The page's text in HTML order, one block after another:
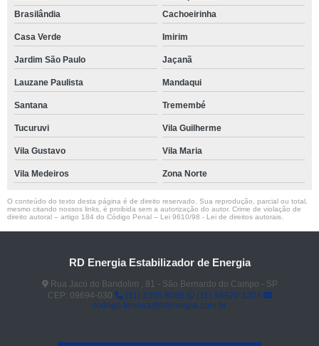
Brasilândia
Cachoeirinha
Casa Verde Imirim
Jardim São Paulo Jaçanã
Lauzane Paulista Mandaqui
Santana Tremembé
Tucuruvi Vila Guilherme
Vila Gustavo Vila Maria
Vila Medeiros Zona Norte
O conteúdo do texto desta página é de direito reservado. Sua reprodução, parcial ou total,
mesmo citando nossos links, é proibida sem a autorização do autor. Crime de violação de
direito autoral – artigo 184 do Código Penal – Lei 9610/98 - Lei de direitos autorais
RD Energia Estabilizador de Energia
Rua Jacó do Bandolim , 81 - São Bernardo do Campo - SP
CEP: 09694-030
(11) 2365 8086
(11) 98920-1203
rodrigo.teixeira@rdenergia.com.br